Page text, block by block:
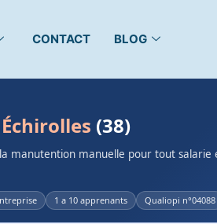
CONTACT BLOG
Échirolles (38)
manutention manuelle pour tout
1 a 10 apprenants Qualiopi n°04088